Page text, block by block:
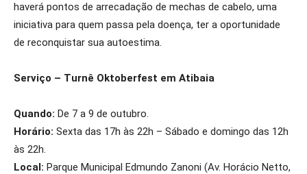
haverá pontos de arrecadação de mechas de cabelo, uma
iniciativa para quem passa pela doença, ter a oportunidade
de reconquistar sua autoestima.
Serviço – Turnê Oktoberfest em Atibaia
Quando: De 7 a 9 de outubro.
Horário: Sexta das 17h às 22h – Sábado e domingo das 12h
às 22h.
Local: Parque Municipal Edmundo Zanoni (Av. Horácio Netto,